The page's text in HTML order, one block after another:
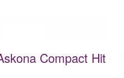
Compact Hit